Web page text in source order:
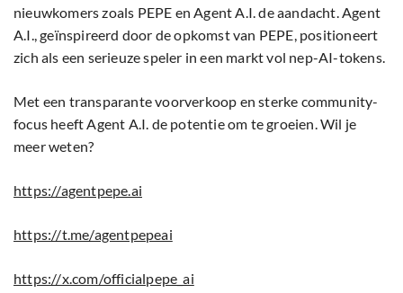
nieuwkomers zoals PEPE en Agent A.I. de aandacht. Agent
A.I., geïnspireerd door de opkomst van PEPE, positioneert
zich als een serieuze speler in een markt vol nep-AI-tokens.
Met een transparante voorverkoop en sterke community-
focus heeft Agent A.I. de potentie om te groeien. Wil je
meer weten?
https://agentpepe.ai
https://t.me/agentpepeai
https://x.com/officialpepe_ai